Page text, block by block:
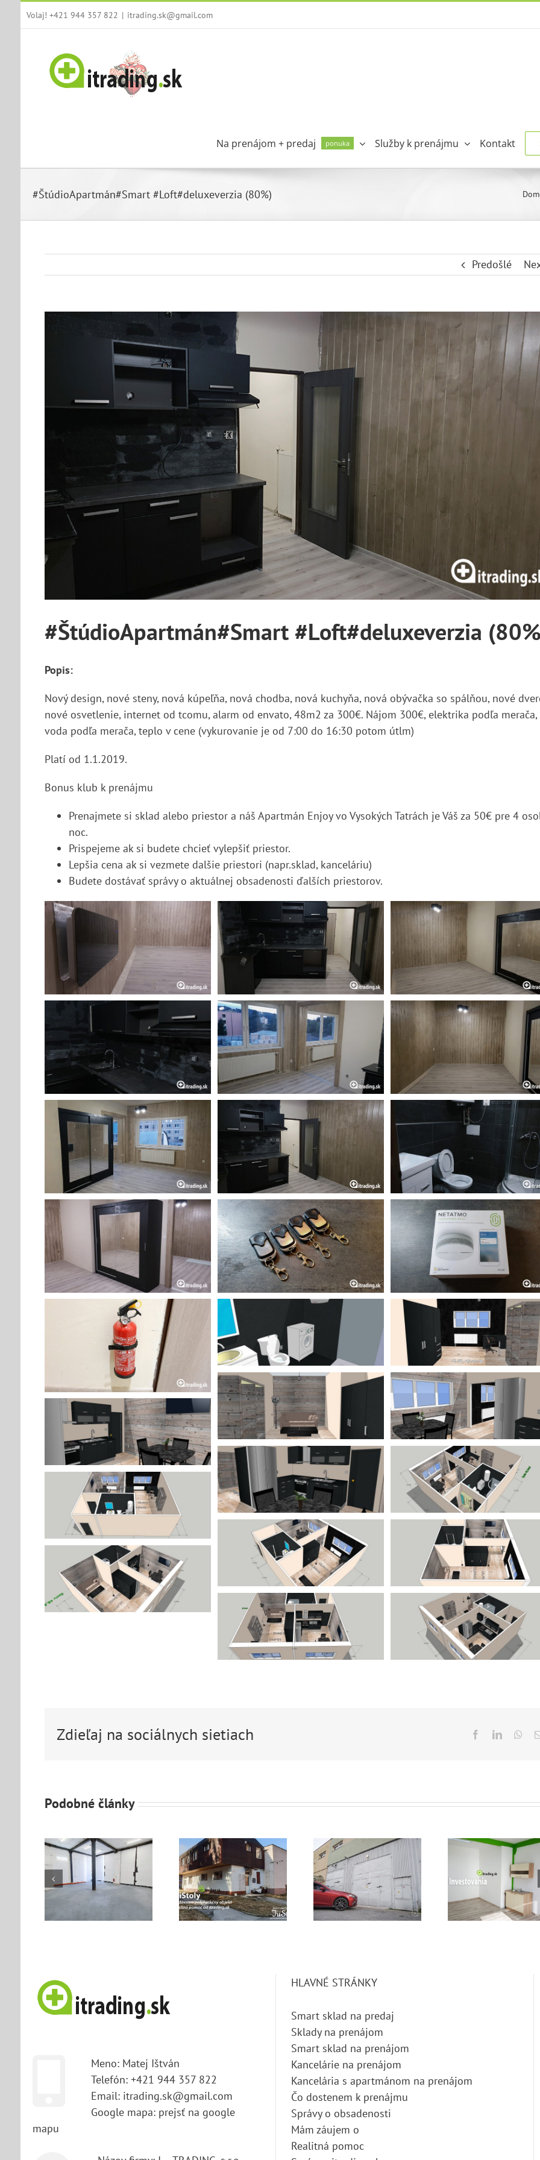
Volaj! +421 944 357 822 | itrading.sk@gmail.com
Na prenájom + predaj ponuka Služby k prenájmu Kontakt
#ŠtúdioApartmán#Smart #Loft#deluxeverzia (80%)
Predošlé
View
Larger
#ŠtúdioApartmán#Smart #Loft#deluxeverzia
Popis:
Nový design, nové steny, nová kúpeľňa, nová chodba, nová kuchyňa, nová obývačka so spálňou, nové
nové osvetlenie, internet od tcomu, alarm od envato, 48m2 za 300€. Nájom 300€, elektrika podľa merača,
voda podľa merača, teplo v cene (vykurovanie je od 7:00 do 16:30 potom útlm)
Platí od 1.1.2019.
Bonus klub k prenájmu
Prenajmete si sklad alebo priestor a náš Apartmán Enjoy vo Vysokých Tatrách je Váš za 50€ pre 4
noc.
Prispejeme ak si budete chcieť vylepšiť priestor.
Lepšia cena ak si vezmete dalšie priestori (napr.sklad, kanceláriu)
Budete dostávať správy o aktuálnej obsadenosti ďalších priestorov.
Zdieľaj na sociálnych sietiach FacebookLinkedIn
Podobné články
Predávame
Polyfunkčný
objekt – Tri
Stoly
Zrekonštruovaný
sklad č. 107
na prenájom
Fond
investovania
– Presné
príklady
Smart
na
Dolný
Meno: Matej Ištván
Telefón: +421 944 357 822
Email: itrading.sk@gmail.com
Google mapa: prejsť na google
mapu
HLAVNÉ STRÁNKY
Smart sklad na predaj
Sklady na prenájom
Smart sklad na prenájom
Kancelárie na prenájom
Kancelária s apartmánom na prenájom
Čo dostenem k prenájmu
Správy o obsadenosti
Mám záujem o
Realitná pomoc